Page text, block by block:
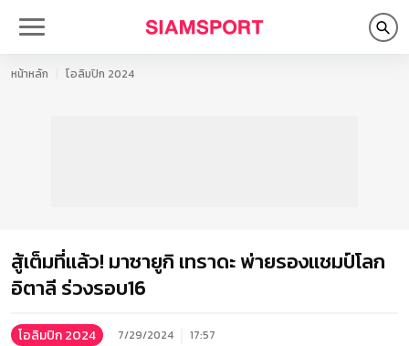
หน้าหลัก โอลิมปิก 2024
สู้เต็มที่แล้ว! มาซายูกิ เทราดะ พ่ายรองแชมป์โลก
อิตาลี ร่วงรอบ16
โอลิมปิก 2024 7/29/2024 17:57